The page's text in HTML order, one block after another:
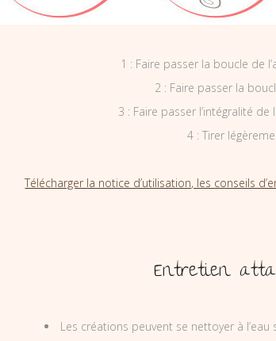
1 : Faire passer la boucle de
2 : Faire passer la
3 : Faire passer l’intégralité
4 : Tirer
Télécharger la notice d’utilisation, les conseils
Entretien
Les créations peuvent se nettoyer à